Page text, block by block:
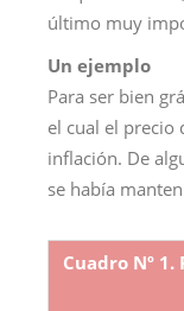
último muy
Un ejemplo
Para ser bien
el cual el precio
inflación. De
se había
Cuadro Nº